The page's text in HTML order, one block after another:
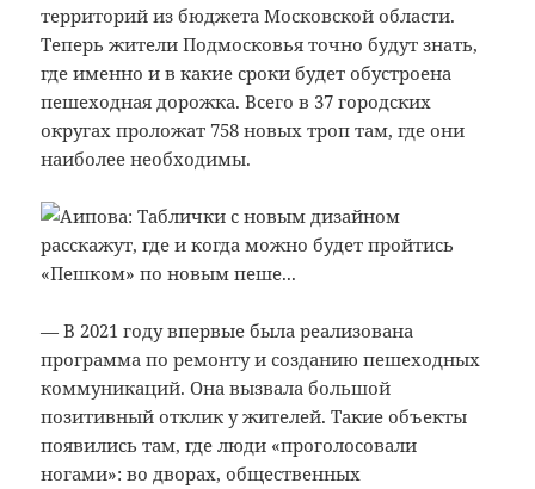
территорий из бюджета Московской области.
Теперь жители Подмосковья точно будут знать,
где именно и в какие сроки будет обустроена
пешеходная дорожка. Всего в 37 городских
округах проложат 758 новых троп там, где они
наиболее необходимы.
— В 2021 году впервые была реализована
программа по ремонту и созданию пешеходных
коммуникаций. Она вызвала большой
позитивный отклик у жителей. Такие объекты
появились там, где люди «проголосовали
ногами»: во дворах, общественных